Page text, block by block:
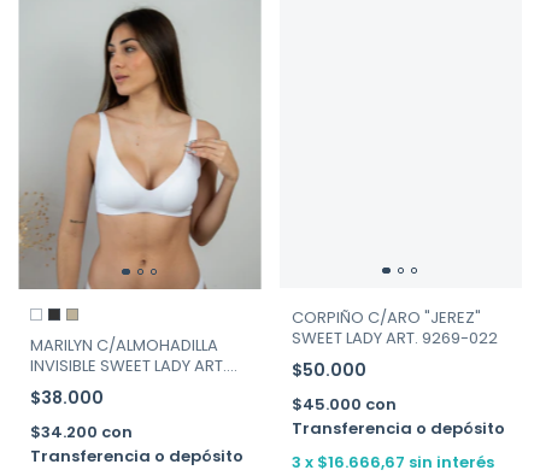
MARILYN C/ALMOHADILLA
INVISIBLE SWEET LADY ART.
207-130
$38.000
$34.200 con
Transferencia o depósito
CORPIÑO C/ARO "JEREZ"
SWEET LADY ART. 9269-022
$50.000
$45.000 con
Transferencia o depósito
3 x $16.666,67 sin interés